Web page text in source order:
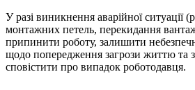
У разі виникнення аварійної ситуації
монтажних петель, перекидання
припинити роботу, залишити
щодо попередження загрози життю та
сповістити про випадок роботодавця.